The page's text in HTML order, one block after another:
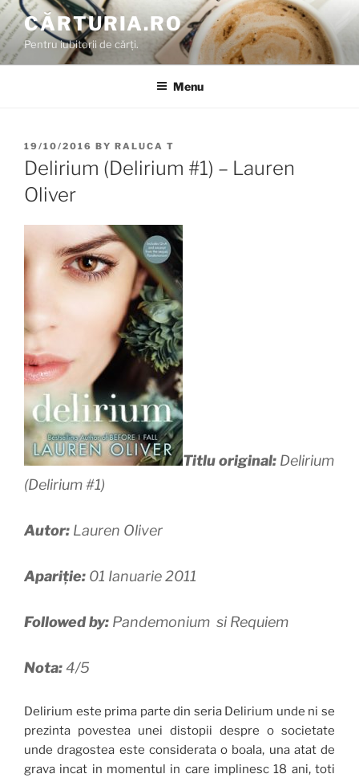
Skip
to
content
CĂRTURIA.RO
Pentru iubitorii de cărți.
Menu
POSTED
ON
19/10/2016 BY RALUCA T
Delirium (Delirium #1) – Lauren
Oliver
Titlu original: Delirium
(Delirium #1)
Autor: Lauren Oliver
Apariție: 01 Ianuarie 2011
Followed by: Pandemonium si Requiem
Nota:4/5
Delirium este prima parte din seria Delirium unde ni se
prezinta povestea unei distopii despre o societate
unde dragostea este considerata o boala, una atat de
grava incat in momentul in care implinesc 18 ani, toti